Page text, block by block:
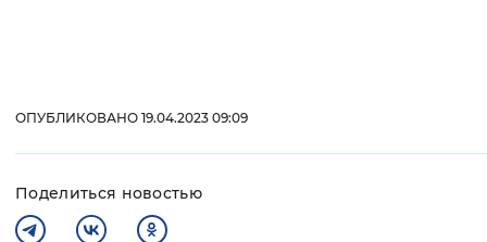
ОПУБЛИКОВАНО 19.04.2023 09:09
Поделиться новостью